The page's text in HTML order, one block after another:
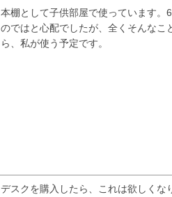
本棚として子供部屋で使っています。
のではと心配でしたが、全くそんなこ
ら、私が使う予定です。
デスクを購入したら、これは欲しくな